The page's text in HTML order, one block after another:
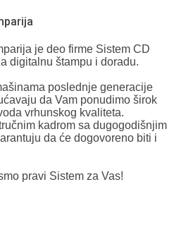
je deo firme Sistem CD
digitalnu štampu i doradu.
poslednje generacije
da Vam ponudimo širok
vrhunskog kvaliteta.
kadrom sa dugogodišnjim
da će dogovoreno biti i
pravi Sistem za Vas!